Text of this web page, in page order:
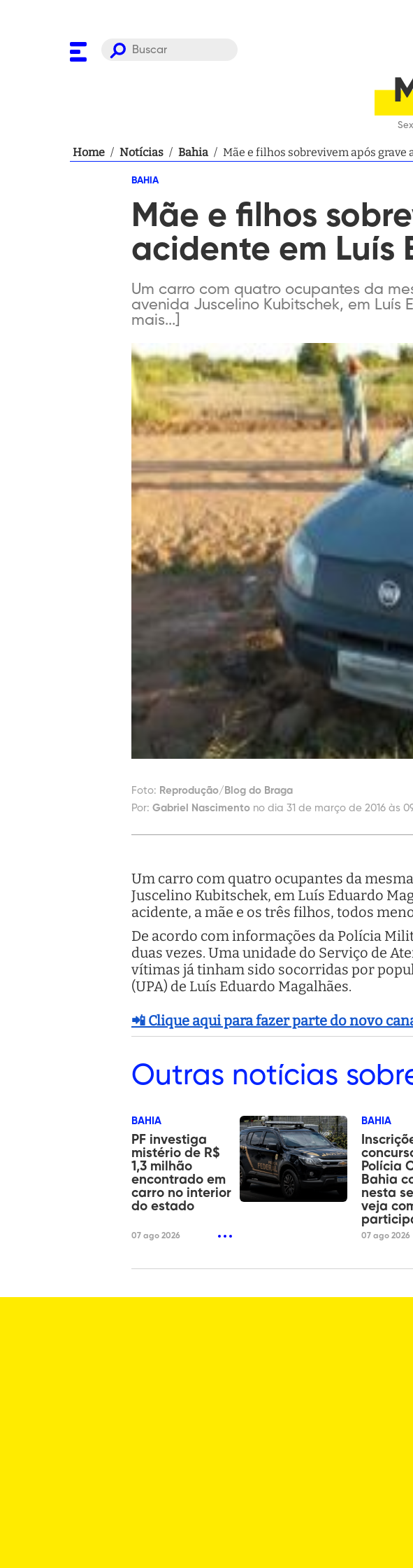
Home / Notícias / Bahia / Mãe e filhos sobrevivem após
BAHIA
Mãe e filhos
acidente em Luís
Um carro com quatro ocupantes da
avenida Juscelino Kubitschek, em
mais...]
Foto: Reprodução/Blog do Braga
Por: Gabriel Nascimento no dia 31 de março de 2016 às
Um carro com quatro ocupantes da
Juscelino Kubitschek, em Luís Eduardo
acidente, a mãe e os três filhos, todos
De acordo com informações da Polícia
duas vezes. Uma unidade do Serviço de
vítimas já tinham sido socorridas por
(UPA) de Luís Eduardo Magalhães.
📲 Clique aqui para fazer parte do novo
Outras notícias
BAHIA
PF investiga
mistério de R$
1,3 milhão
encontrado em
carro no interior
do estado
07 ago 2026
BAHIA
Polícia
Bahia
nesta
veja
07 ago 2026